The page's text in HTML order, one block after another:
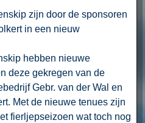
zijn door de sponsoren
in een nieuw
hebben nieuwe
deze gekregen van de
Gebr. van der Wal en
Met de nieuwe tenues zijn
fierljepseizoen wat toch nog